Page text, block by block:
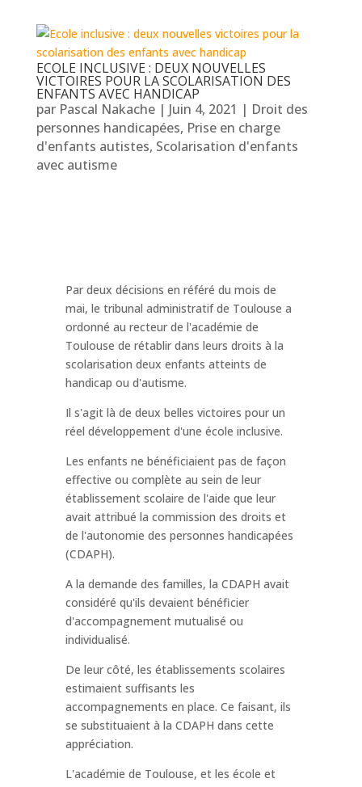
ECOLE INCLUSIVE : DEUX NOUVELLES
VICTOIRES POUR LA SCOLARISATION DES
ENFANTS AVEC HANDICAP
par Pascal Nakache| Juin 4, 2021 | Droit des
personnes handicapées, Prise en charge
d'enfants autistes, Scolarisation d'enfants
avec autisme
Par deux décisions en référé du mois de
mai, le tribunal administratif de Toulouse a
ordonné au recteur de l'académie de
Toulouse de rétablir dans leurs droits à la
scolarisation deux enfants atteints de
handicap ou d'autisme.
Il s'agit là de deux belles victoires pour un
réel développement d'une école inclusive.
Les enfants ne bénéficiaient pas de façon
effective ou complète au sein de leur
établissement scolaire de l'aide que leur
avait attribué la commission des droits et
de l'autonomie des personnes handicapées
(CDAPH).
A la demande des familles, la CDAPH avait
considéré qu'ils devaient bénéficier
d'accompagnement mutualisé ou
individualisé.
De leur côté, les établissements scolaires
estimaient suffisants les
accompagnements en place. Ce faisant, ils
se substituaient à la CDAPH dans cette
appréciation.
L'académie de Toulouse, et les école et